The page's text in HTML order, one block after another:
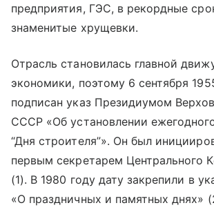
предприятия, ГЭС, в рекордные
знаменитые хрущевки.
Отрасль становилась главной
экономики, поэтому 6 сентября
подписан указ Президиумом
СССР «Об установлении
“Дня строителя”». Он был
первым секретарем Центрального
(1). В 1980 году дату закрепили в
«О праздничных и памятных днях»